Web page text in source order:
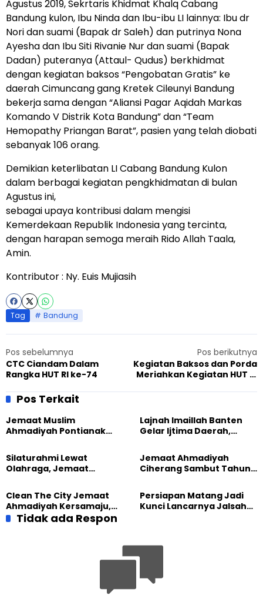
Agustus 2019, Sekrtaris Khidmat Khalq Cabang
Bandung kulon, Ibu Ninda dan Ibu-ibu LI lainnya: Ibu dr
Nori dan suami (Bapak dr Saleh) dan putrinya Nona
Ayesha dan Ibu Siti Rivanie Nur dan suami (Bapak
Dadan) puteranya (Attaul- Qudus) berkhidmat
dengan kegiatan baksos “Pengobatan Gratis” ke
daerah Cimuncang gang Kretek Cileunyi Bandung
bekerja sama dengan “Aliansi Pagar Aqidah Markas
Komando V Distrik Kota Bandung” dan “Team
Hemopathy Priangan Barat”, pasien yang telah diobati
sebanyak 106 orang.
Demikian keterlibatan LI Cabang Bandung Kulon
dalam berbagai kegiatan pengkhidmatan di bulan
Agustus ini,
sebagai upaya kontribusi dalam mengisi
Kemerdekaan Republik Indonesia yang tercinta,
dengan harapan semoga meraih Rido Allah Taala,
Amin.
Kontributor : Ny. Euis Mujiasih
Tag Bandung
Pos sebelumnya
CTC Ciandam Dalam
Rangka HUT RI ke-74
Pos berikutnya
Kegiatan Baksos dan Porda
Meriahkan Kegiatan HUT RI
Pos Terkait
Jemaat Muslim
Ahmadiyah Pontianak
Perkuat Kolaborasi Sosial
Lajnah Imaillah Banten
Gelar Ijtima Daerah,
Tangguh
Silaturahmi Lewat
Olahraga, Jemaat
Meriahkan Event Lari
Jemaat Ahmadiyah
Ciherang Sambut Tahun
Aksi Kebersihan
Clean The City Jemaat
Ahmadiyah Kersamaju,
Aksi Positif Bagi
Persiapan Matang Jadi
Kunci Lancarnya Jalsah
Tidak ada Respon